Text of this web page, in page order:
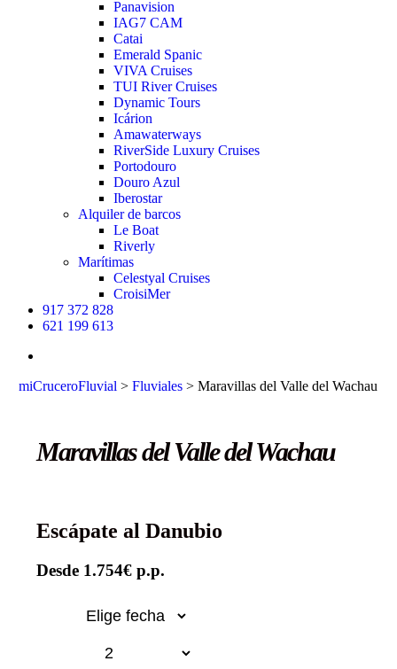
Panavision
IAG7 CAM
Catai
Emerald Spanic
VIVA Cruises
TUI River Cruises
Dynamic Tours
Icárion
Amawaterways
RiverSide Luxury Cruises
Portodouro
Douro Azul
Iberostar
Alquiler de barcos
Le Boat
Riverly
Marítimas
Celestyal Cruises
CroisiMer
917 372 828
621 199 613
miCruceroFluvial >Fluviales >Maravillas del Valle del Wachau
Maravillas del Valle del Wachau
Escápate al Danubio
Desde 1.754€ p.p.